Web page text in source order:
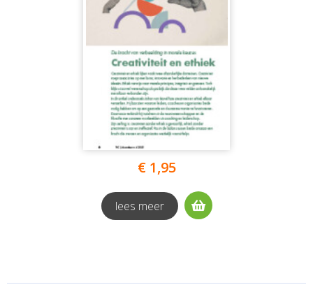
€ 1,95
lees meer